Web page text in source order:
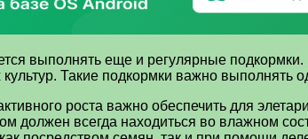
выполнять еще и регулярные
Такие подкормки важно выполнять
роста важно обеспечить для
должен всегда находиться во влажном